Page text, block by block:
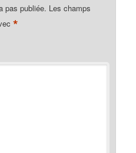
pas publiée. Les champs
*